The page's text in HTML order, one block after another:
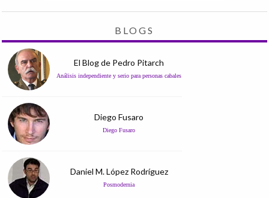
BLOGS
El Blog de Pedro Pitarch
Análisis independiente y serio para personas cabales
Diego Fusaro
Diego Fusaro
Daniel M. López Rodríguez
Posmodernia